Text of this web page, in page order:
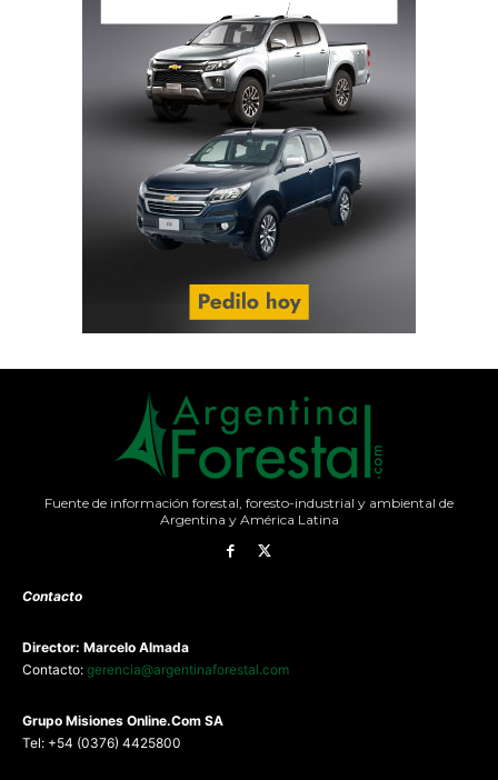
Fuente de información forestal, foresto-industrial y ambiental de
Argentina y América Latina
Contacto
Director: Marcelo Almada
Contacto: gerencia@argentinaforestal.com
Grupo Misiones Online.Com SA
Tel: +54 (0376) 4425800